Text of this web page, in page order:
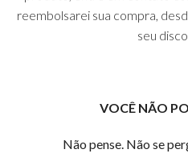
reembolsarei sua compra,
seu
VOCÊ NÃO
Não pense. Não se